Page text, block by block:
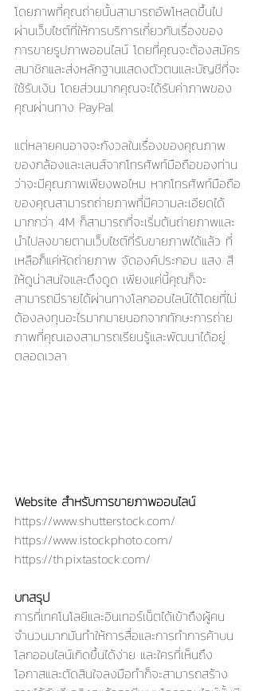
โดยภาพที่คุณถ่ายนั้นสามารถอัพโหลดขึ้นไป
ผ่านเว็บไซต์ที่ให้การบริการเกี่ยวกับเรื่องของ
การขายรูปภาพออนไลน์ โดยที่คุณจะต้องสมัคร
สมาชิกและส่งหลักฐานแสดงตัวตนและบัญชีที่จะ
ใช้รับเงิน โดยส่วนมากคุณจะได้รับค่าภาพของ
คุณผ่านทาง PayPal
แต่หลายคนอาจจะกังวลในเรื่องของคุณภาพ
ของกล้องและเลนส์จากโทรศัพท์มือถือของท่าน
ว่าจะมีคุณภาพเพียงพอไหม หากโทรศัพท์มือถือ
ของคุณสามารถถ่ายภาพที่มีความละเอียดได้
มากกว่า 4M ก็สามารถที่จะเริ่มต้นถ่ายภาพและ
นำไปลงขายตามเว็บไซต์ที่รับขายภาพได้แล้ว ที่
เหลือก็แค่หัดถ่ายภาพ จัดองค์ประกอบ แสง สี
ให้ดูน่าสนใจและดึงดูด เพียงแค่นี้คุณก็จะ
สามารถมีรายได้ผ่านทางโลกออนไลน์ได้โดยที่ไม่
ต้องลงทุนอะไรมากมายนอกจากทักษะการถ่าย
ภาพที่คุณเองสามารถเรียนรู้และพัฒนาได้อยู่
ตลอดเวลา
Website สำหรับการขายภาพออนไลน์
https://www.shutterstock.com/
https://www.istockphoto.com/
https://th.pixtastock.com/
บทสรุป
การที่เทคโนโลยีและอินเทอร์เน็ตได้เข้าถึงผู้คน
จำนวนมากมันทำให้การสื่อและการทำการค้าบน
โลกออนไลน์เกิดขึ้นได้ง่าย และใครที่เห็นถึง
โอกาสและตัดสินใจลงมือทำก็จะสามารถสร้าง